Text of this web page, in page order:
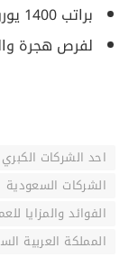
براتب 1400 يورو لمتحدثي اللغة العربية
لفرص هجرة
احد الشركات
الشركات السعودية
الفوائد والمزايا
المملكة العربية